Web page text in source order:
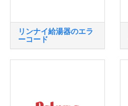
リンナイ給湯器のエラ
ーコード